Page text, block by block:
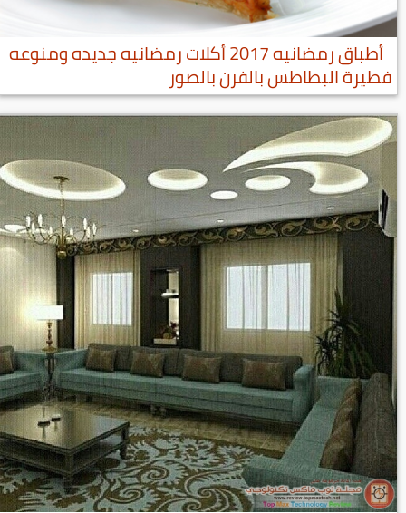
أطباق رمضانيه 2017 أكلات رمضانيه جديده ومنوعه
فطيرة البطاطس بالفرن بالصور